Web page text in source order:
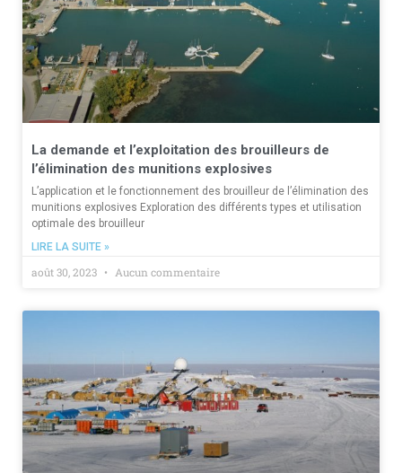
La demande et l’exploitation des brouilleurs de
l’élimination des munitions explosives
L’application et le fonctionnement des brouilleur de l’élimination des
munitions explosives Exploration des différents types et utilisation
optimale des brouilleur
LIRE LA SUITE »
août 30, 2023 Aucun commentaire